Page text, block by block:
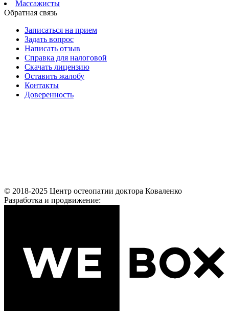
Массажисты
Обратная связь
Записаться на прием
Задать вопрос
Написать отзыв
Справка для налоговой
Скачать лицензию
Оставить жалобу
Контакты
Доверенность
© 2018-2025 Центр остеопатии доктора Коваленко
Разработка и продвижение: